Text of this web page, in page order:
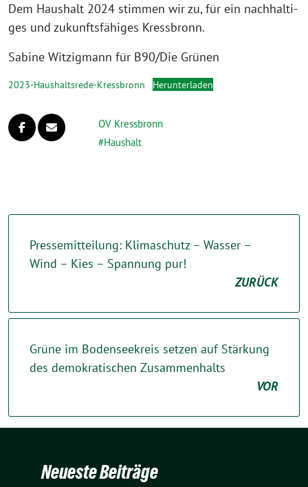
Dem Haushalt 2024 stim­men wir zu, für ein nach­hal­ti­
ges und zukunfts­fä­hi­ges Kressbronn.
Sabine Witzigmann für B90/Die Grünen
2023-Haushaltsrede-Kressbronn Herunterladen
OV Kressbronn
Haushalt
Pressemitteilung: Klimaschutz – Wasser –
Wind – Kies – Spannung pur!
ZURÜCK
Grüne im Bodenseekreis setzen auf Stärkung
des demokratischen Zusammenhalts
VOR
Neueste Beiträge